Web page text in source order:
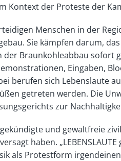
Kontext der Proteste der
Menschen in der
Sie kämpfen darum,
der Braunkohleabbau sofort
Eingaben,
berufen sich Lebenslaute
getreten werden. Die
zur
und gewaltfreie
haben.
als Protestform